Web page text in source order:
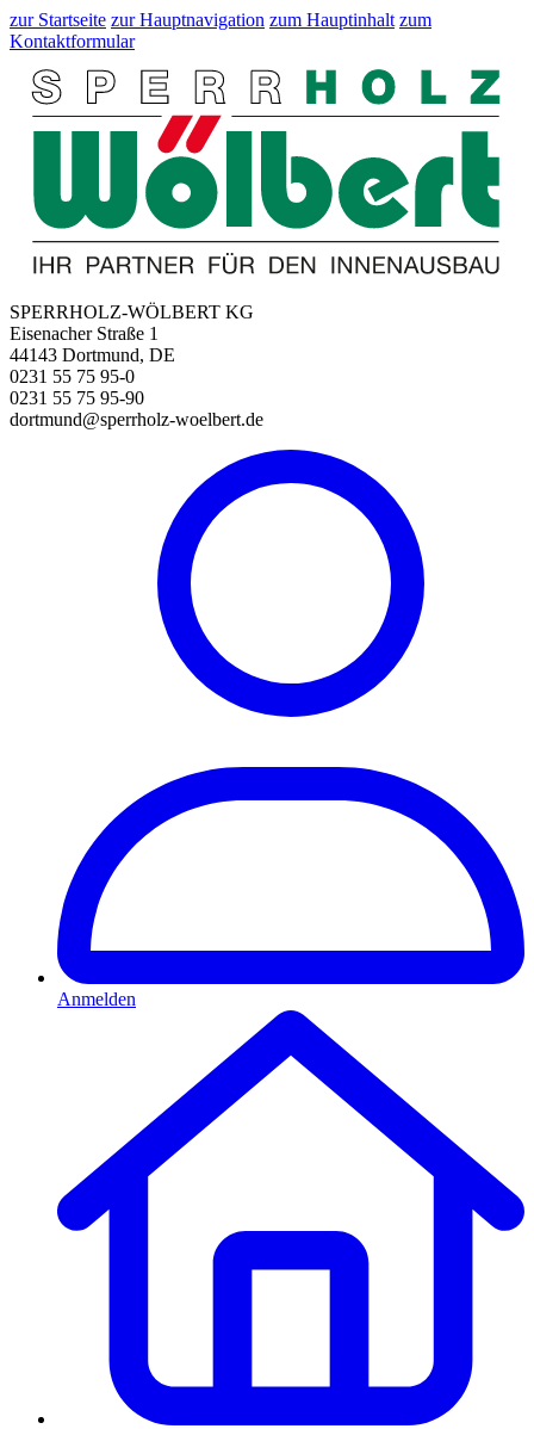
zur Startseite zur Hauptnavigation zum Hauptinhalt zum
Kontaktformular
SPERRHOLZ-WÖLBERT KG
Eisenacher Straße 1
44143 Dortmund, DE
0231 55 75 95-0
0231 55 75 95-90
dortmund@sperrholz-woelbert.de
Anmelden